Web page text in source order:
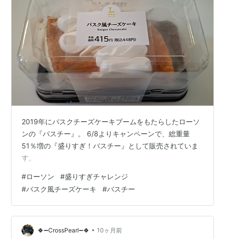
2019年にバスクチーズケーキブームをもたらしたローソ
ンの『バスチー』。 6/8よりキャンペーンで、総重量
51％増の『盛りすぎ！バスチー』として販売されていま
す。
#ローソン #盛りすぎチャレンジ
#バスク風チーズケーキ #バスチー
🍀➖CrossPearl➖🍀 • 10ヶ月前